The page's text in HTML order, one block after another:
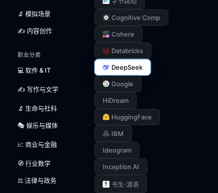
🔬 模拟场景
✍️ 内容创作
职业分类
💻 软件 & IT
✍️ 写作与文学
🔬 生命与社科
🎭 娱乐与媒体
📈 商业与金融
🧭 行业数学
⚖️ 法律与政务
Cognitive Comp
Cohere
Databricks
DeepSeek
Google
HiDream
HuggingFace
IBM
Ideogram
Inception AI
书生·浦语